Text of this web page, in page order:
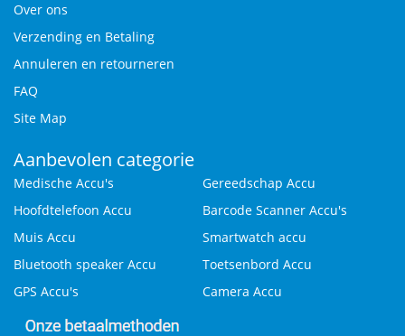
Over ons
Verzending en Betaling
Annuleren en retourneren
FAQ
Site Map
Aanbevolen categorie
Medische Accu's
Gereedschap Accu
Hoofdtelefoon Accu
Barcode Scanner Accu's
Muis Accu
Smartwatch accu
Bluetooth speaker Accu
Toetsenbord Accu
GPS Accu's
Camera Accu